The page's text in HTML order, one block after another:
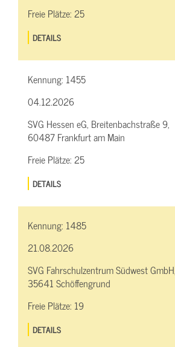
Freie Plätze:25
DETAILS
Kennung: 1455
04.12.2026
SVG Hessen eG, Breitenbachstraße 9,
60487 Frankfurt am Main
Freie Plätze:25
DETAILS
Kennung: 1485
21.08.2026
SVG Fahrschulzentrum Südwest
35641 Schöffengrund
Freie Plätze: 19
DETAILS